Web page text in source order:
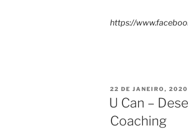
https://
PUBLICADO
EM
22 DE JANEIRO, 2020
U Can –
Coaching